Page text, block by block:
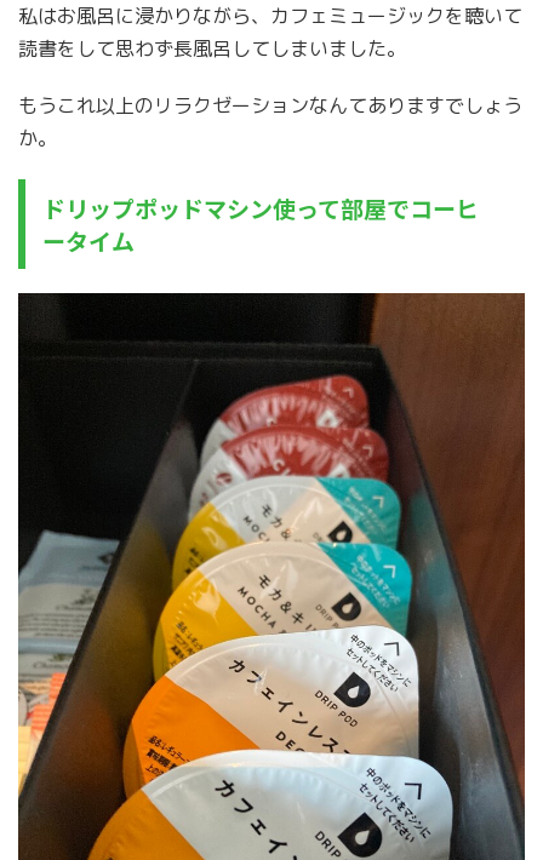
私はお風呂に浸かりながら、カフェミュージックを聴いて
読書をして思わず長風呂してしまいました。
もうこれ以上のリラクゼーションなんてありますでしょう
か。
ドリップポッドマシン使って部屋でコーヒ
ータイム